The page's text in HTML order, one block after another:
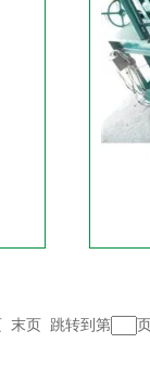
末页 跳转到第 页